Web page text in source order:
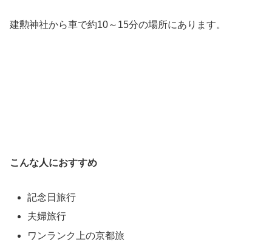
建勲神社から車で約10～15分の場所にあります。
こんな人におすすめ
記念日旅行
夫婦旅行
ワンランク上の京都旅